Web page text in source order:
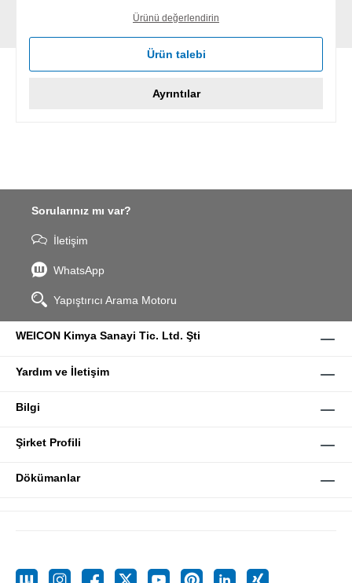
Ürünü değerlendirin
Ürün talebi
Ayrıntılar
Sorularınız mı var?
İletişim
WhatsApp
Yapıştırıcı Arama Motoru
WEICON Kimya Sanayi Tic. Ltd. Şti
Yardım ve İletişim
Bilgi
Şirket Profili
Dökümanlar